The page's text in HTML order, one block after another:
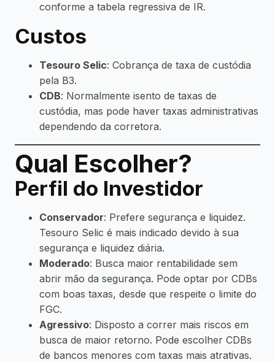
conforme a tabela regressiva de IR.
Custos
Tesouro Selic: Cobrança de taxa de custódia
pela B3.
CDB: Normalmente isento de taxas de
custódia, mas pode haver taxas administrativas
dependendo da corretora.
Qual Escolher?
Perfil do Investidor
Conservador: Prefere segurança e liquidez.
Tesouro Selic é mais indicado devido à sua
segurança e liquidez diária.
Moderado: Busca maior rentabilidade sem
abrir mão da segurança. Pode optar por CDBs
com boas taxas, desde que respeite o limite do
FGC.
Agressivo: Disposto a correr mais riscos em
busca de maior retorno. Pode escolher CDBs
de bancos menores com taxas mais atrativas.